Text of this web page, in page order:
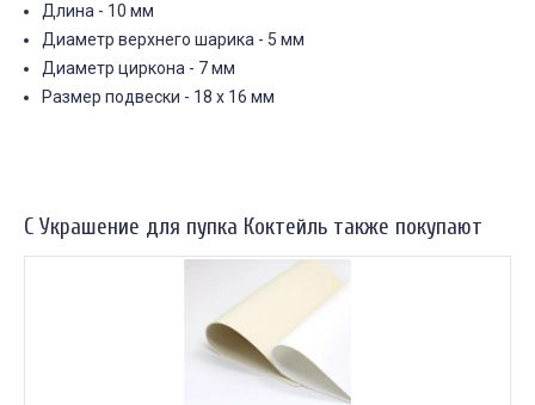
Длина - 10 мм
Диаметр верхнего шарика - 5 мм
Диаметр циркона - 7 мм
Размер подвески - 18 х 16 мм
С Украшение для пупка Коктейль также покупают